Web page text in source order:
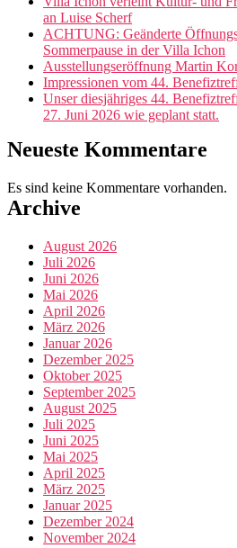
an Luise Scherf
ACHTUNG: Geänderte
Sommerpause in der Villa Ichon
Ausstellungseröffnung Martin
Impressionen vom 44.
Unser diesjähriges 44.
27. Juni 2026 wie geplant statt.
Neueste Kommentare
Es sind keine Kommentare vorhanden.
Archive
August 2026
Juli 2026
Juni 2026
Mai 2026
April 2026
März 2026
Januar 2026
Dezember 2025
Oktober 2025
September 2025
August 2025
Juli 2025
Juni 2025
Mai 2025
April 2025
März 2025
Januar 2025
Dezember 2024
November 2024